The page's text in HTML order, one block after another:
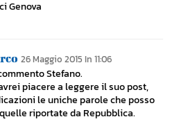
Genova
26 Maggio 2015 In 11:06
Stefano.
piacere a leggere il suo post,
le uniche parole che posso
riportate da Repubblica.